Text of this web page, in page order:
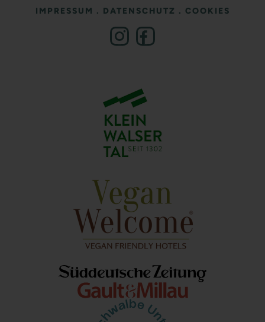
IMPRESSUM . DATENSCHUTZ . COOKIES